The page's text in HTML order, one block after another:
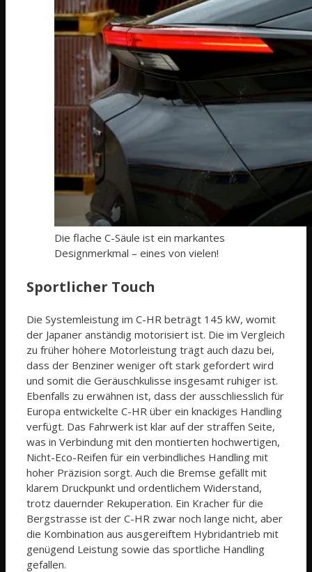
Die flache C-Säule ist ein markantes
Designmerkmal – eines von vielen!
Sportlicher Touch
Die Systemleistung im C-HR beträgt 145 kW, womit
der Japaner anständig motorisiert ist. Die im Vergleich
zu früher höhere Motorleistung trägt auch dazu bei,
dass der Benziner weniger oft stark gefordert wird
und somit die Geräuschkulisse insgesamt ruhiger ist.
Ebenfalls zu erwähnen ist, dass der ausschliesslich für
Europa entwickelte C-HR über ein knackiges Handling
verfügt. Das Fahrwerk ist klar auf der straffen Seite,
was in Verbindung mit den montierten hochwertigen,
Nicht-Eco-Reifen für ein verbindliches Handling mit
hoher Präzision sorgt. Auch die Bremse gefällt mit
klarem Druckpunkt und ordentlichem Widerstand,
trotz dauernder Rekuperation. Ein Kracher für die
Bergstrasse ist der C-HR zwar noch lange nicht, aber
die Kombination aus ausgereiftem Hybridantrieb mit
genügend Leistung sowie das sportliche Handling
gefallen.